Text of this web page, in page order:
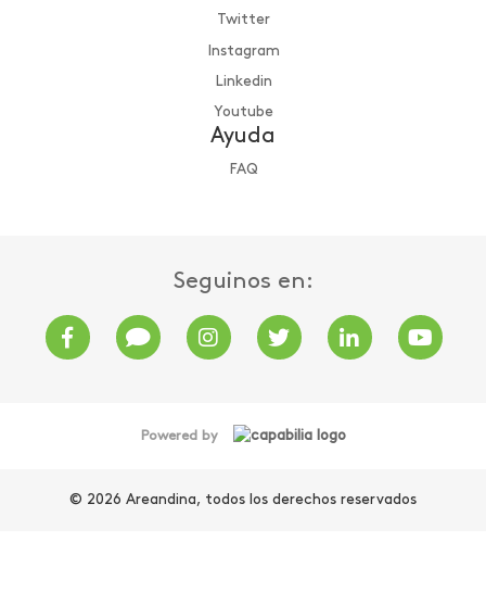
Twitter
Instagram
Linkedin
Youtube
Ayuda
FAQ
Seguinos en:
Powered by
© 2026 Areandina, todos los derechos reservados